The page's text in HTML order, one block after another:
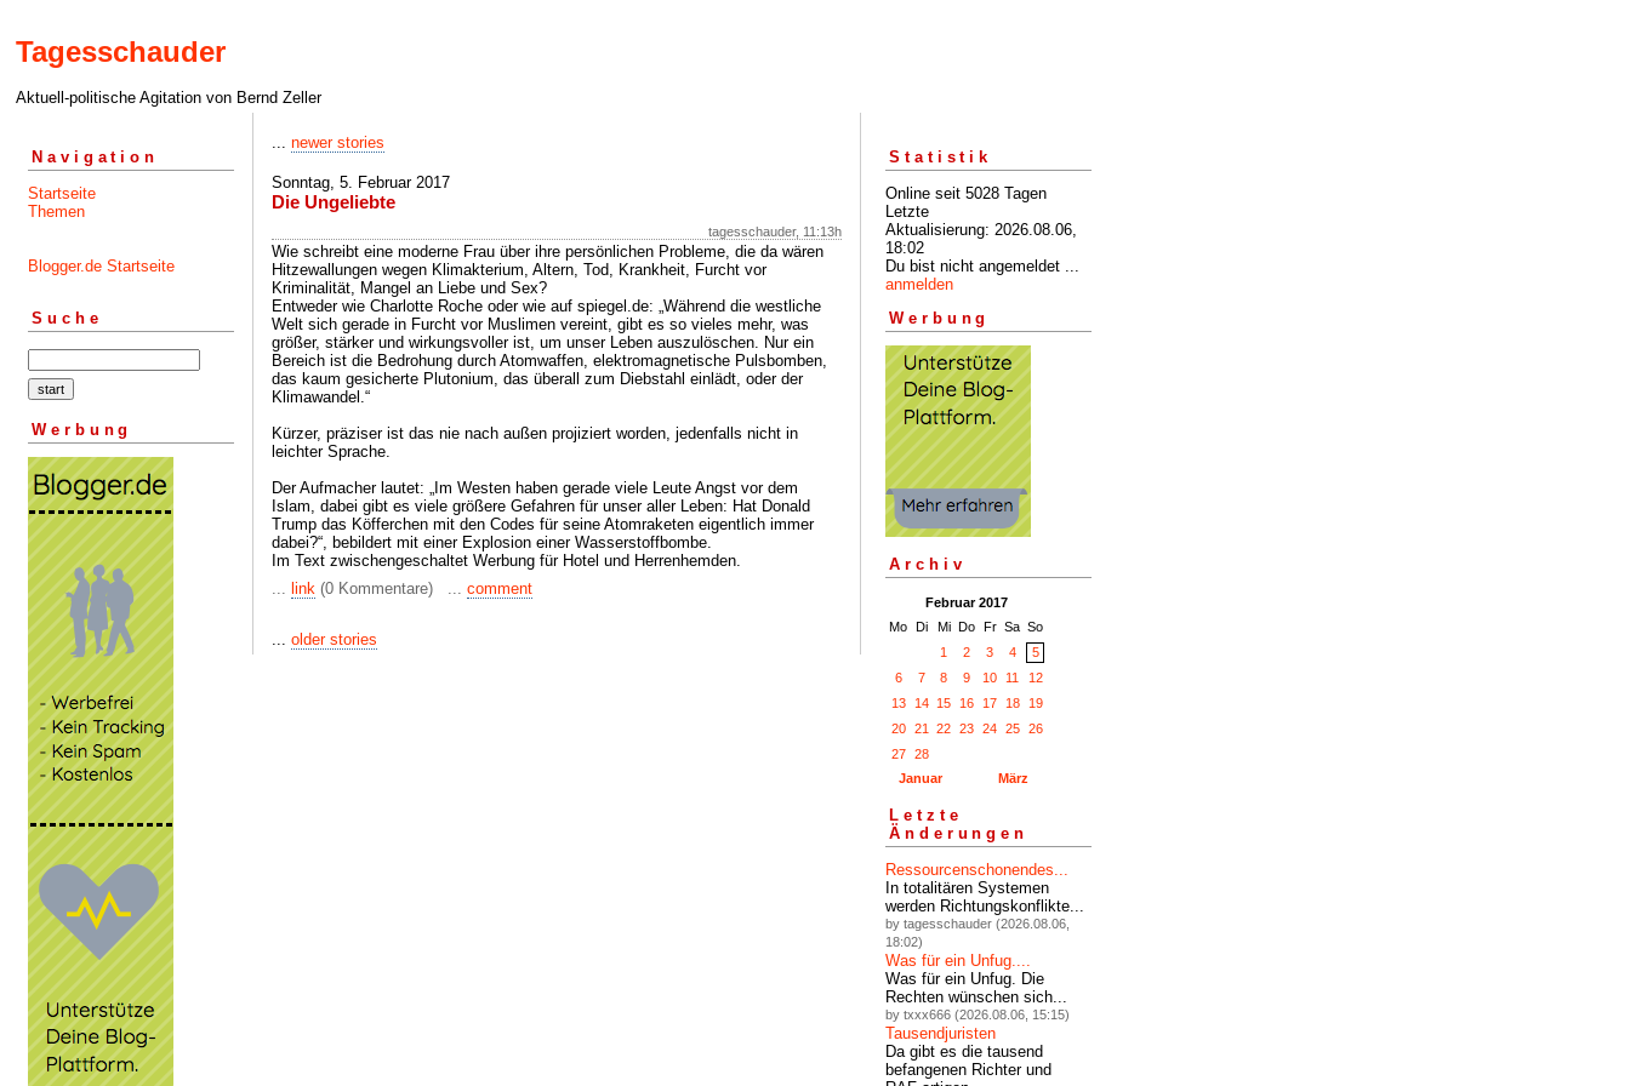
Tagesschauder
Aktuell-politische Agitation von Bernd Zeller
Navigation
Startseite
Themen
Blogger.de Startseite
Suche
Werbung
... newer stories
Sonntag, 5. Februar 2017
Die Ungeliebte
tagesschauder, 11:13h
Wie schreibt eine moderne Frau über ihre persönlichen Probleme, die da wären
Hitzewallungen wegen Klimakterium, Altern, Tod, Krankheit, Furcht vor
Kriminalität, Mangel an Liebe und Sex?
Entweder wie Charlotte Roche oder wie auf spiegel.de: „Während die westliche
Welt sich gerade in Furcht vor Muslimen vereint, gibt es so vieles mehr, was
größer, stärker und wirkungsvoller ist, um unser Leben auszulöschen. Nur ein
Bereich ist die Bedrohung durch Atomwaffen, elektromagnetische Pulsbomben,
das kaum gesicherte Plutonium, das überall zum Diebstahl einlädt, oder der
Klimawandel.“
Kürzer, präziser ist das nie nach außen projiziert worden, jedenfalls nicht in
leichter Sprache.
Der Aufmacher lautet: „Im Westen haben gerade viele Leute Angst vor dem
Islam, dabei gibt es viele größere Gefahren für unser aller Leben: Hat Donald
Trump das Köfferchen mit den Codes für seine Atomraketen eigentlich immer
dabei?“, bebildert mit einer Explosion einer Wasserstoffbombe.
Im Text zwischengeschaltet Werbung für Hotel und Herrenhemden.
... link (0 Kommentare) ... comment
... older stories
Statistik
Online seit 5028 Tagen
Letzte
Aktualisierung: 2026.08.06,
18:02
Du bist nicht angemeldet ...
anmelden
Werbung
Archiv
Februar 2017
Mo Di Mi Do Fr Sa So
1
2 3 4
5
6
7 8 9 10 11
12
13
14 15 16 17 18
19
20
21 22 23 24 25
26
27
28
Januar
März
Letzte
Änderungen
Ressourcenschonendes...
In totalitären Systemen
werden Richtungskonflikte...
by tagesschauder (2026.08.06,
18:02)
Was für ein Unfug....
Was für ein Unfug. Die
Rechten wünschen sich...
by txxx666 (2026.08.06, 15:15)
Tausendjuristen
Da gibt es die tausend
befangenen Richter und